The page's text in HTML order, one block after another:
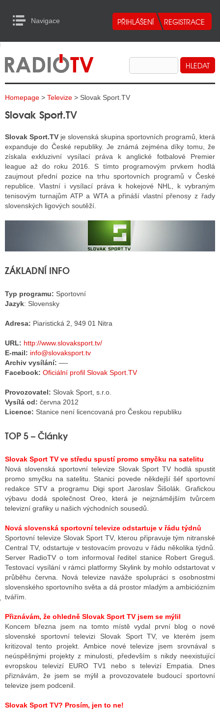
Navigace
RADIA
TELEVIZE
INTERNET
TISK
RADIA
RÁDIÍ
RÁDIÍ
TELEVIZE
TELEVIZÍ
VYSÍLAČE
INTERNET
RÁDIA
STRÁNKY RÁDIÍ
STÁT BLOGEREM
BLOGERA
DISKUTÉRA NA RADIOTV
STARŠÍCH DISKUZÍ
to Content
Homepage > Televize > Slovak Sport.TV
Slovak Sport.TV
Slovak Sport.TV je slovenská skupina sportovních programů, která
expanduje do České republiky. Je známá zejména díky tomu, že
získala exkluzivní vysílací práva k anglické fotbalové Premier
league až do roku 2016. S tímto programovým prvkem hodlá
zaujmout přední pozice na trhu sportovních programů v České
republice. Vlastní i vysílací práva k hokejové NHL, k vybraným
tenisovým turnajům ATP a WTA a přináší vlastní přenosy z řady
slovenských ligových soutěží.
ZÁKLADNÍ INFO
Typ programu: Sportovní
Jazyk: Slovensky
Adresa: Piaristická 2, 949 01 Nitra
URL: http://www.slovaksport.tv/
E-mail: info@slovaksport.tv
Archiv vysílání: —-
Facebook: Oficiální profil Slovak Sport.TV
Provozovatel: Slovak Sport, s.r.o.
Vysílá od: června 2012
Licence: Stanice není licencovaná pro Českou republiku
TOP 5 – Články
Slovak Sport TV ve středu spustí promo smyčku na satelitu
Nová slovenská sportovní televize Slovak Sport TV hodlá spustit
promo smyčku na satelitu. Stanici povede někdejší šéf sportovní
redakce STV a programu Digi sport Jaroslav Šišolák. Grafickou
výbavu dodá společnost Oreo, která je nejznámějším tvůrcem
televizní grafiky u našich východních sousedů.
Nová slovenská sportovní televize odstartuje v řádu týdnů
Sportovní televize Slovak Sport TV, kterou připravuje tým nitranské
Central TV, odstartuje v testovacím provozu v řádu několika týdnů.
Server RadioTV o tom informoval ředitel stanice Robert Greguš.
Testovací vysílání v rámci platformy Skylink by mohlo odstartovat v
průběhu června. Nová televize naváže spolupráci s osobnostmi
slovenského sportovního světa a dá prostor mladým a ambiciózním
tvářím.
Přiznávám, že ohledně Slovak Sport TV jsem se mýlil
Koncem března jsem na tomto místě vydal první blog o nové
slovenské sportovní televizi Slovak Sport TV, ve kterém jsem
kritizoval tento projekt. Ambice nové televize jsem srovnával s
neúspěšnými projekty z minulosti, především s nikdy neexistující
evropskou televizí EURO TV1 nebo s televizí Empatia. Dnes
přiznávám, že jsem se mýlil a provozovatele budoucí sportovní
televize jsem podcenil.
Slovak Sport TV? Prosím, jen to ne!